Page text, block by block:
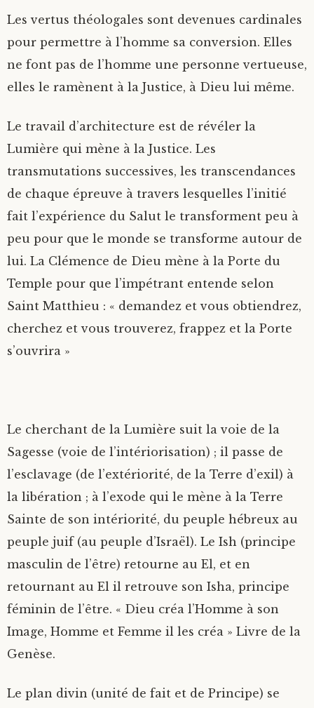
Les vertus théologales sont devenues cardinales
pour permettre à l’homme sa conversion. Elles
ne font pas de l’homme une personne vertueuse,
elles le ramènent à la Justice, à Dieu lui même.
Le travail d’architecture est de révéler la
Lumière qui mène à la Justice. Les
transmutations successives, les transcendances
de chaque épreuve à travers lesquelles l’initié
fait l’expérience du Salut le transforment peu à
peu pour que le monde se transforme autour de
lui. La Clémence de Dieu mène à la Porte du
Temple pour que l’impétrant entende selon
Saint Matthieu : « demandez et vous obtiendrez,
cherchez et vous trouverez, frappez et la Porte
s’ouvrira »
Le cherchant de la Lumière suit la voie de la
Sagesse (voie de l’intériorisation) ; il passe de
l’esclavage (de l’extériorité, de la Terre d’exil) à
la libération ; à l’exode qui le mène à la Terre
Sainte de son intériorité, du peuple hébreux au
peuple juif (au peuple d’Israël). Le Ish (principe
masculin de l’être) retourne au El, et en
retournant au El il retrouve son Isha, principe
féminin de l’être. « Dieu créa l’Homme à son
Image, Homme et Femme il les créa » Livre de la
Genèse.
Le plan divin (unité de fait et de Principe) se